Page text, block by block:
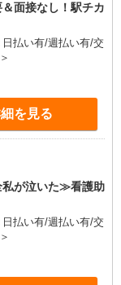
面接なし！駅チカ
払い有/週払い有/交
を見る
私が泣いた≫看護助
払い有/週払い有/交